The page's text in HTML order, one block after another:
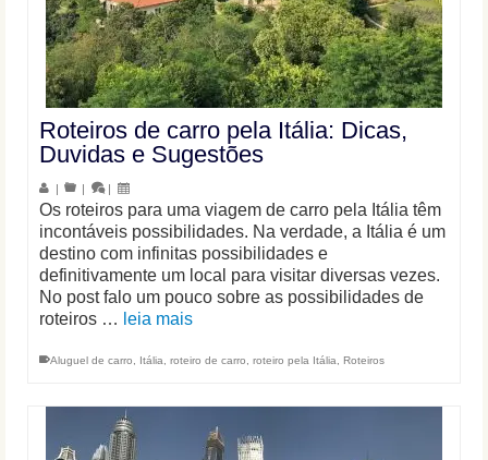
Roteiros de carro pela Itália: Dicas,
Duvidas e Sugestões
| | |
Os roteiros para uma viagem de carro pela Itália têm
incontáveis possibilidades. Na verdade, a Itália é um
destino com infinitas possibilidades e
definitivamente um local para visitar diversas vezes.
No post falo um pouco sobre as possibilidades de
roteiros … leia mais
Aluguel de carro Itália roteiro de carro roteiro pela Itália Roteiros